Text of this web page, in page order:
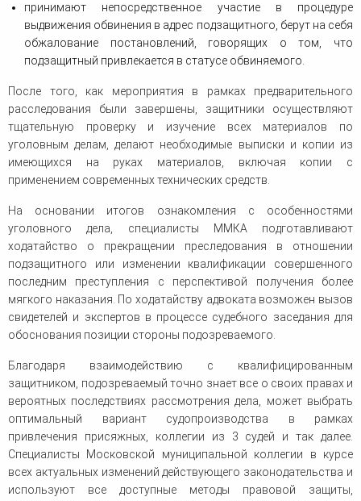
принимают непосредственное участие в процедуре
выдвижения обвинения в адрес подзащитного, берут на себя
обжалование постановлений, говорящих о том, что
подзащитный привлекается в статусе обвиняемого.
После того, как мероприятия в рамках предварительного
расследования были завершены, защитники осуществляют
тщательную проверку и изучение всех материалов по
уголовным делам, делают необходимые выписки и копии из
имеющихся на руках материалов, включая копии с
применением современных технических средств.
На основании итогов ознакомления с особенностями
уголовного дела, специалисты ММКА подготавливают
ходатайство о прекращении преследования в отношении
подзащитного или изменении квалификации совершенного
последним преступления с перспективой получения более
мягкого наказания. По ходатайству адвоката возможен вызов
свидетелей и экспертов в процессе судебного заседания для
обоснования позиции стороны подозреваемого.
Благодаря взаимодействию с квалифицированным
защитником, подозреваемый точно знает все о своих правах и
вероятных последствиях рассмотрения дела, может выбрать
оптимальный вариант судопроизводства в рамках
привлечения присяжных, коллегии из 3 судей и так далее.
Специалисты Московской муниципальной коллегии в курсе
всех актуальных изменений действующего законодательства и
используют все доступные методы правовой защиты,